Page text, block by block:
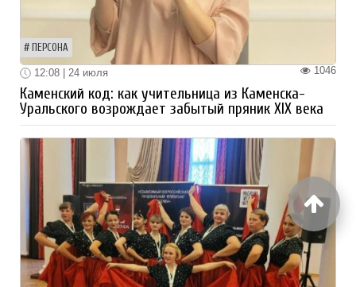
ПЕРСОНА
1046
12:08 | 24 июля
Каменский код: как учительница из Каменска-
Уральского возрождает забытый пряник XIX века